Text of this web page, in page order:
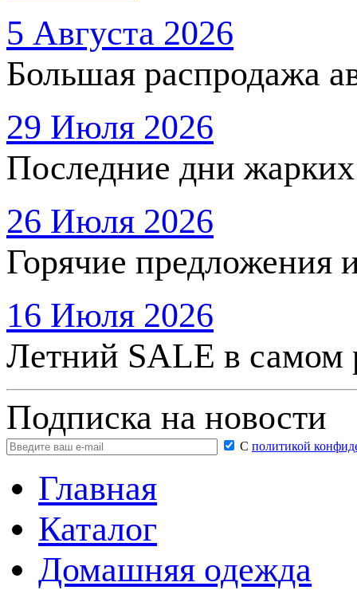
5 Августа 2026
Большая распродажа
29 Июля 2026
Последние дни
26 Июля 2026
Горячие предложения
16 Июля 2026
Летний SALE в самом
Подписка на новости
С политикой
Главная
Каталог
Домашняя одежда